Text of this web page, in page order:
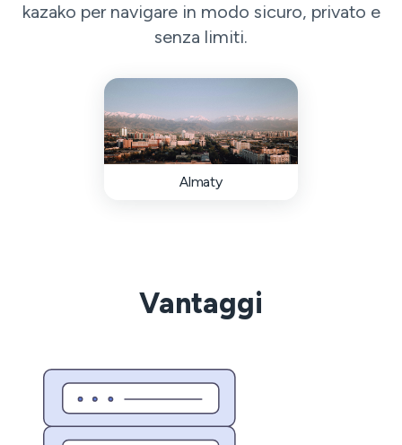
kazako per navigare in modo sicuro, privato e
senza limiti.
Almaty
Vantaggi